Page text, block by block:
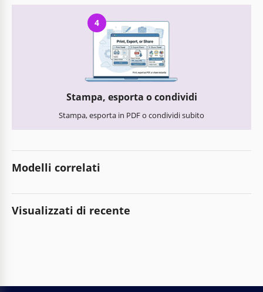
4
Stampa, esporta o condividi
Stampa, esporta in PDF o condividi subito
Modelli correlati
Visualizzati di recente